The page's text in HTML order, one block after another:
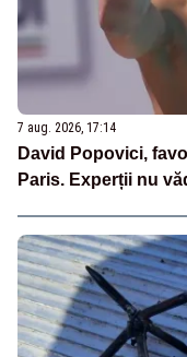
7 aug. 2026, 17:14
David Popovici,
Paris. Experții nu